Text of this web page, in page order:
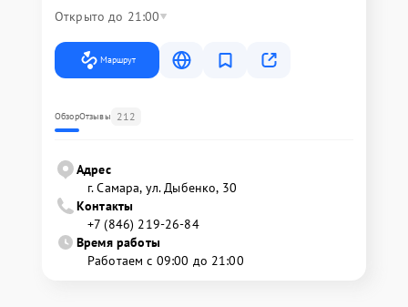
Открыто до 21:00
Маршрут
ОбзорОтзывы 212
Адрес
г. Самара, ул. Дыбенко, 30
Контакты
+7 (846) 219-26-84
Время работы
Работаем с 09:00 до 21:00